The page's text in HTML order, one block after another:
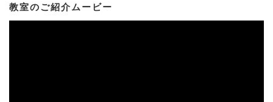
教室のご紹介ムービー